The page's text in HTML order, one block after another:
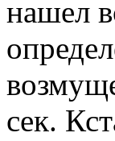
нашел
сек.